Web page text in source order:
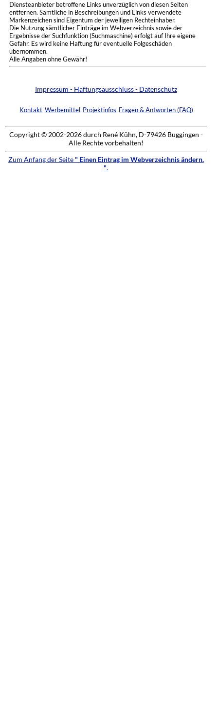
Diensteanbieter betroffene Links unverzüglich von diesen Seiten
entfernen. Sämtliche in Beschreibungen und Links verwendete
Markenzeichen sind Eigentum der jeweiligen Rechteinhaber.
Die Nutzung sämtlicher Einträge im Webverzeichnis sowie der
Ergebnisse der Suchfunktion (Suchmaschine) erfolgt auf Ihre eigene
Gefahr. Es wird keine Haftung für eventuelle Folgeschäden
übernommen.
Alle Angaben ohne Gewähr!
Impressum - Haftungsausschluss - Datenschutz
Kontakt Werbemittel Projektinfos Fragen & Antworten (FAQ)
Copyright © 2002-2026 durch René Kühn, D-79426 Buggingen -
Alle Rechte vorbehalten!
Zum Anfang der Seite " Einen Eintrag im Webverzeichnis ändern.
".